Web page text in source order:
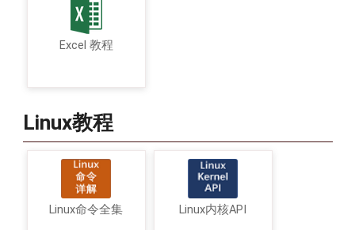
Excel 教程
Linux教程
Linux命令全集 Linux内核API